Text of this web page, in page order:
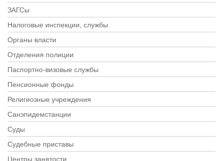
ЗАГСы
Налоговые инспекции, службы
Органы власти
Отделения полиции
Паспортно-визовые службы
Пенсионные фонды
Религиозные учреждения
Санэпидемстанции
Суды
Судебные приставы
Центры занятости